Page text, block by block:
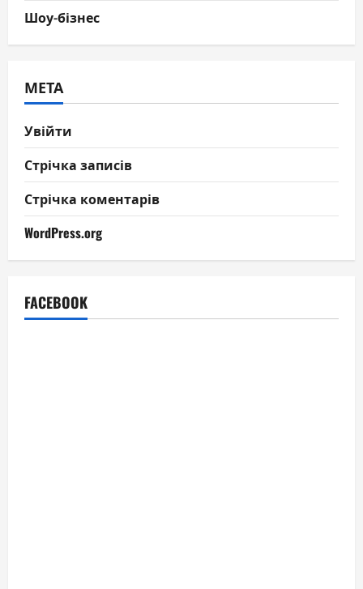
Шоу-бізнес
МЕТА
Увійти
Стрічка записів
Стрічка коментарів
WordPress.org
FACEBOOK